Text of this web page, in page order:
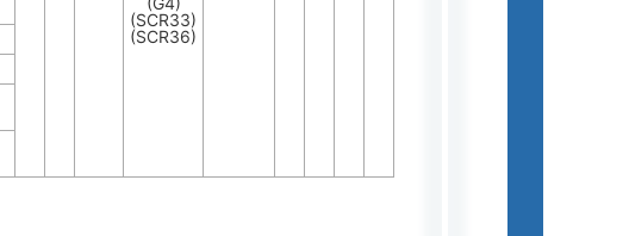
(SCR33)
(SCR36)